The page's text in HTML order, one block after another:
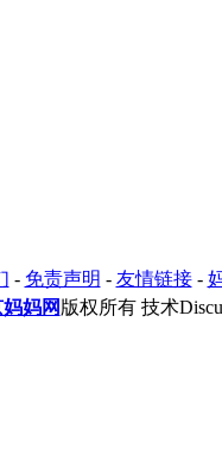
- 免责声明 - 友情链接-
妈网版权所有 技术